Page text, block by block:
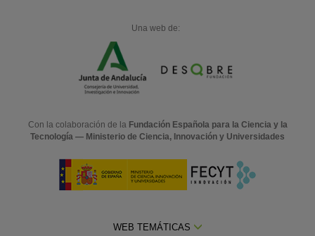
Una web de:
Con la colaboración de la Fundación Española para la Ciencia y la
Tecnología — Ministerio de Ciencia, Innovación y Universidades
WEB TEMÁTICAS